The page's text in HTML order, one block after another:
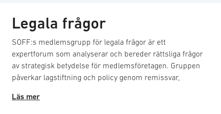
Legala frågor
SOFF:s medlemsgrupp för legala frågor är ett
expertforum som analyserar och bereder rättsliga frågor
av strategisk betydelse för medlemsföretagen. Gruppen
påverkar lagstiftning och policy genom remissvar,
behov som juridiskt stöd till andra medlemsgrupper.
Läs mer